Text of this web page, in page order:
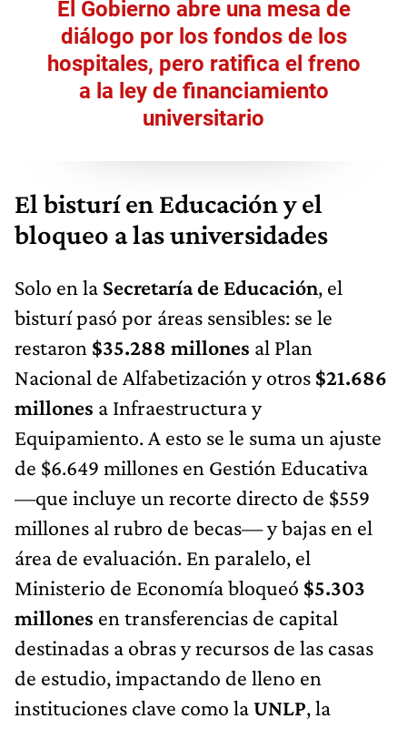
diálogo por los fondos de los
hospitales, pero ratifica el freno
a la ley de financiamiento
universitario
bloqueo a las universidades
bisturí pasó por áreas sensibles: se le
restaron$35.288 millonesal Plan
Nacional de Alfabetización y otros
millones a Infraestructura y
Equipamiento. A esto se le suma un ajuste
de $6.649 millones en Gestión Educativa
—que incluye un recorte directo de $559
millones al rubro de becas— y bajas en el
área de evaluación. En paralelo, el
Ministerio de Economía bloqueó$5.303
millonesen transferencias de capital
destinadas a obras y recursos de las casas
de estudio, impactando de lleno en
instituciones clave como laUNLP, la
UNSAMy laUniversidad de Avellaneda